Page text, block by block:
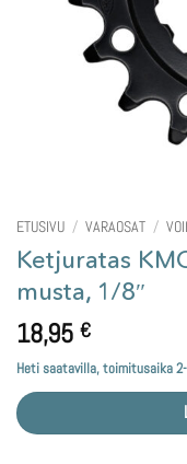
ETUSIVU / VARAOSAT /
Ketjuratas
musta, 1/8″
18,95 €
Heti saatavilla, toimitusaika